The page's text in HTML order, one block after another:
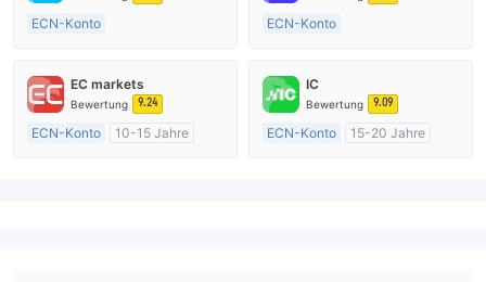
ECN-Konto
AustralienRegulierung
Market Making (MM)
ECN-Konto
AustralienRegulierung
Market Making (MM)
EC markets
Bewertung 9.24
ECN-Konto
10-15 Jahre
IC
Bewertung 9.09
ECN-Konto
15-20 Jahre